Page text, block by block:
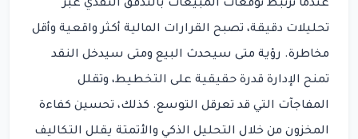
عندما ترتبط توقعات المبيعات بالتدفق النقدي عبر
تحليلات دقيقة، تصبح القرارات المالية أكثر واقعية وأقل
مخاطرة. رؤية متى سيحدث البيع ومتى سيدخل النقد
تمنح الإدارة قدرة حقيقية على التخطيط، وتقلل
المفاجآت التي قد تعرقل التوسع. كذلك، تحسين كفاءة
المخزون من خلال التحليل الذكي والأتمتة يقلل التكاليف